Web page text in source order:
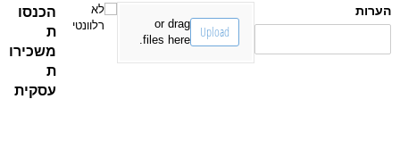
הערות
Upload
or drag
files here.
Untitled
לא
רלוונטי
הכנסו
ת
משכירו
ת
עסקית